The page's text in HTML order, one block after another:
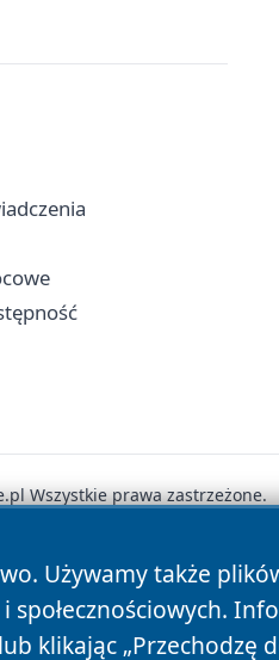
Używamy także
klikając „Przechodzę
Wszystkie prawa zastrzeżone.
Polityka Cookies